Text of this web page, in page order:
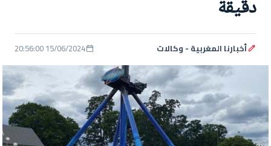
دقيقة
أخبارنا المغربية - وكالات 15/06/2024 20:56:00